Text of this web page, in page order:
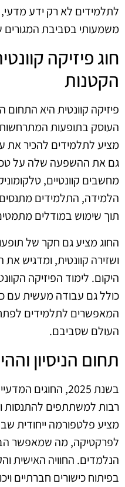
לתלמידים לא רק ידע מדעי,
משמעותי בסביבת
חוג פיזיקה
הקטנות
פיזיקה קוונטית היא
העוסק בתופעות המתרחשות
מציע לתלמידים להכיר את
גם את ההשפעה שלה על
מחשבים קוונטיים,
הלמידה, התלמידים מתנסים
תוך שימוש במודלים
החוג מציע גם חקר של
ושזירה קוונטית, ומדגיש
היקום. לימוד הפיזיקה
כולל גם עבודה מעשית עם
המאפשרים לתלמידים
העולם שסביבם.
תחום הניסיון
בשנת 2025, החוגים
רבות למשתתפים להתנסות
מציע פלטפורמה ייחודית
לפרקטיקה, מה שמאפשר
הנלמדים. החוויה האישית
בפיתוח כישורים חברתיים